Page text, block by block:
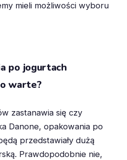
mieli możliwości wyboru
po jogurtach
warte?
zastanawia się czy
Danone, opakowania po
przedstawiały dużą
Prawdopodobnie nie,